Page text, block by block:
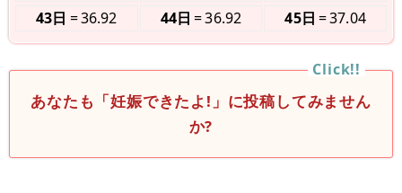
43日
36.92 44日 36.92 45日 37.04
あなたも「妊娠できたよ!」に投稿してみません
か?